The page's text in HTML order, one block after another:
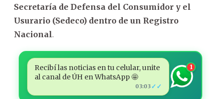
Secretaría de Defensa del Consumidor y el
Usurario (Sedeco) dentro de un Registro
Nacional.
Recibí las noticias en tu celular, unite
al canal de ÚH en WhatsApp 🤩
03:03 ✓✓
1